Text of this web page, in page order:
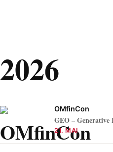
2026
OMfinCon
GEO –
21. MAI